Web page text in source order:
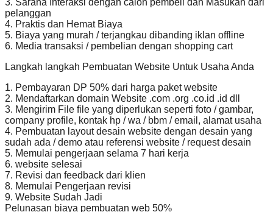
3. Sarana Interaksi dengan calon pembeli dan Masukan dari
pelanggan
4. Praktis dan Hemat Biaya
5. Biaya yang murah / terjangkau dibanding iklan offline
6. Media transaksi / pembelian dengan shopping cart
Langkah langkah Pembuatan Website Untuk Usaha Anda
1. Pembayaran DP 50% dari harga paket website
2. Mendaftarkan domain Website .com .org .co.id .id dll
3. Mengirim File file yang diperlukan seperti foto / gambar,
company profile, kontak hp / wa / bbm / email, alamat usaha
4. Pembuatan layout desain website dengan desain yang
sudah ada / demo atau referensi website / request desain
5. Memulai pengerjaan selama 7 hari kerja
6. website selesai
7. Revisi dan feedback dari klien
8. Memulai Pengerjaan revisi
9. Website Sudah Jadi
Pelunasan biaya pembuatan web 50%